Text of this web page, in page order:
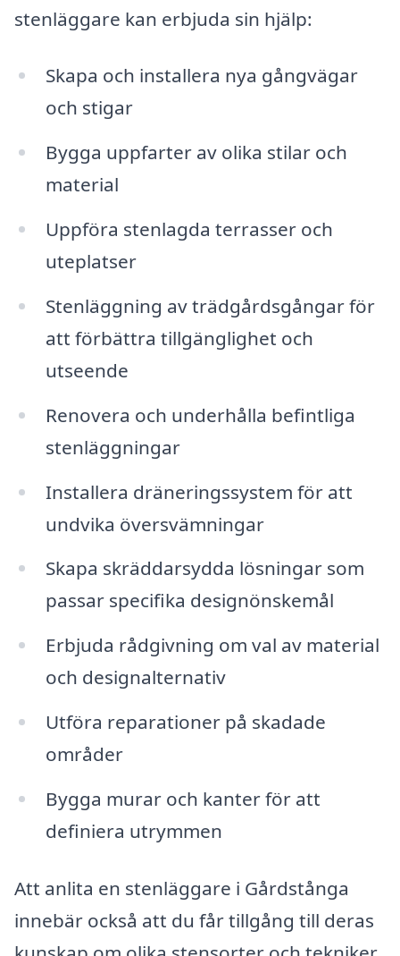
stenläggare kan erbjuda sin hjälp:
Skapa och installera nya gångvägar
och stigar
Bygga uppfarter av olika stilar och
material
Uppföra stenlagda terrasser och
uteplatser
Stenläggning av trädgårdsgångar för
att förbättra tillgänglighet och
utseende
Renovera och underhålla befintliga
stenläggningar
Installera dräneringssystem för att
undvika översvämningar
Skapa skräddarsydda lösningar som
passar specifika designönskemål
Erbjuda rådgivning om val av material
och designalternativ
Utföra reparationer på skadade
områder
Bygga murar och kanter för att
definiera utrymmen
Att anlita en stenläggare i Gårdstånga
innebär också att du får tillgång till deras